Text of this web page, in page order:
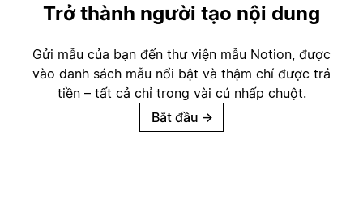
Trở thành người tạo nội dung
Gửi mẫu của bạn đến thư viện mẫu Notion, được
vào danh sách mẫu nổi bật và thậm chí được trả
tiền – tất cả chỉ trong vài cú nhấp chuột.
Bắt đầu →